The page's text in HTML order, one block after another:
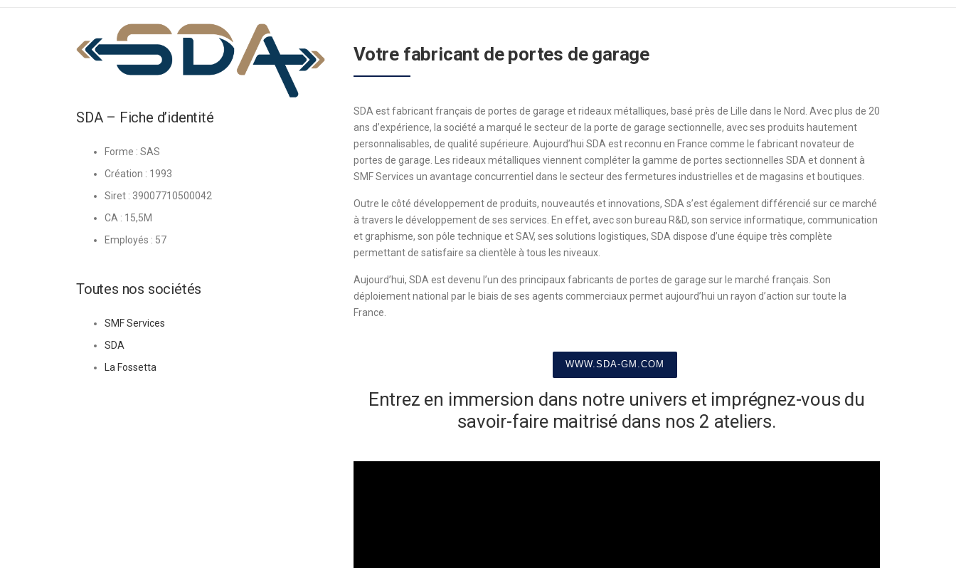
SDA – Fiche d’identité
Forme : SAS
Création : 1993
Siret : 39007710500042
CA : 15,5M
Employés : 57
Toutes nos sociétés
SMF Services
SDA
La Fossetta
Votre fabricant de portes de garage
SDA est fabricant français de portes de garage et rideaux métalliques, basé près de Lille dans le Nord. Avec plus de 20
ans d’expérience, la société a marqué le secteur de la porte de garage sectionnelle, avec ses produits hautement
personnalisables, de qualité supérieure. Aujourd’hui SDA est reconnu en France comme le fabricant novateur de
portes de garage. Les rideaux métalliques viennent compléter la gamme de portes sectionnelles SDA et donnent à
SMF Services un avantage concurrentiel dans le secteur des fermetures industrielles et de magasins et boutiques.
Outre le côté développement de produits, nouveautés et innovations, SDA s’est également différencié sur ce marché
à travers le développement de ses services. En effet, avec son bureau R&D, son service informatique, communication
et graphisme, son pôle technique et SAV, ses solutions logistiques, SDA dispose d’une équipe très complète
permettant de satisfaire sa clientèle à tous les niveaux.
Aujourd’hui, SDA est devenu l’un des principaux fabricants de portes de garage sur le marché français. Son
déploiement national par le biais de ses agents commerciaux permet aujourd’hui un rayon d’action sur toute la
France.
WWW.SDA-GM.COM
Entrez en immersion dans notre univers et imprégnez-vous du
savoir-faire maitrisé dans nos 2 ateliers.